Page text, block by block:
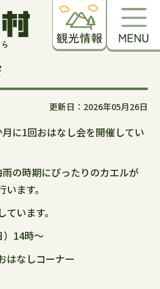
更新日：2026年05月26日
に1回おはなし会を開催してい
の時期にぴったりのカエルが
ます。
います。
）14時～
はなしコーナー